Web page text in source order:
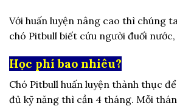
Với huấn luyện nâng cao thì chúng
chó Pitbull biết cứu người đuối
Học phí bao nhiêu?
Chó Pitbull huấn luyện thành thục
đủ kỹ năng thì cần 4 tháng. Mỗi